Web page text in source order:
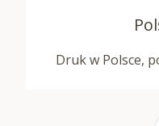
Druk w Polsce,